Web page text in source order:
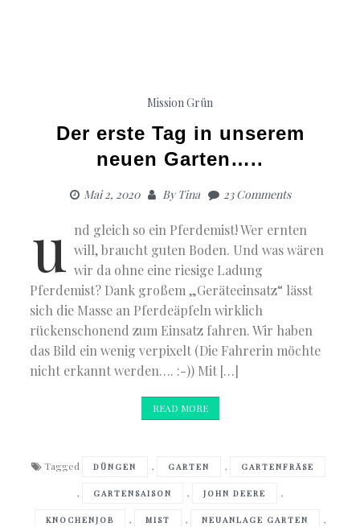
Mission Grün
Der erste Tag in unserem
neuen Garten…..
Mai 2, 2020 ByTina 23 Comments
u nd gleich so ein Pferdemist! Wer ernten
will, braucht guten Boden. Und was wären
wir da ohne eine riesige Ladung
Pferdemist? Dank großem „Geräteeinsatz“ lässt
sich die Masse an Pferdeäpfeln wirklich
rückenschonend zum Einsatz fahren. Wir haben
das Bild ein wenig verpixelt (Die Fahrerin möchte
nicht erkannt werden…. :-)) Mit […]
READ MORE
Tagged DÜNGEN , GARTEN , GARTENFRÄSE
, GARTENSAISON , JOHN DEERE ,
KNOCHENJOB , MIST , NEUANLAGE GARTEN ,